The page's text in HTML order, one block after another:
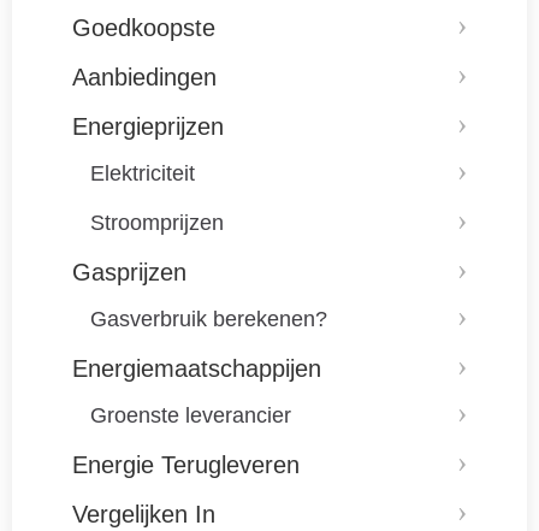
Goedkoopste
Aanbiedingen
Energieprijzen
Elektriciteit
Stroomprijzen
Gasprijzen
Gasverbruik berekenen?
Energiemaatschappijen
Groenste leverancier
Energie Terugleveren
Vergelijken In